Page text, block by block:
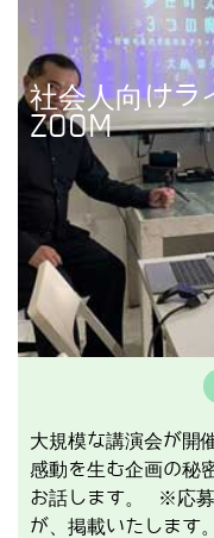
社会人向けラ
ZOOM
大規模な講演会が開
感動を生む企画の秘
お話します。 ※応募
が、掲載いたしま